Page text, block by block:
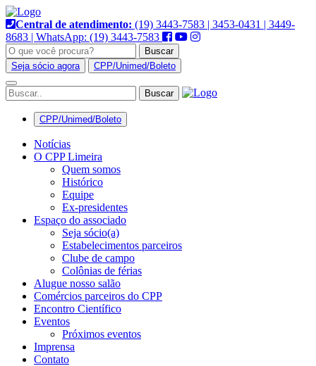
Pular
para
o
conteúdo
Central de atendimento: (19) 3443-7583 | 3453-0431 | 3449-
8683 | WhatsApp: (19) 3443-7583
Buscar
Seja sócio agora
CPP/Unimed/Boleto
Alternar
navegação
CPP/Unimed/Boleto
Notícias
O CPP Limeira
Quem somos
Histórico
Equipe
Ex-presidentes
Espaço do associado
Seja sócio(a)
Estabelecimentos parceiros
Clube de campo
Colônias de férias
Alugue nosso salão
Comércios parceiros do CPP
Encontro Científico
Eventos
Próximos eventos
Imprensa
Contato